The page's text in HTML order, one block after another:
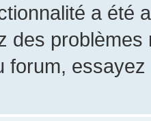
a été
des
forum,